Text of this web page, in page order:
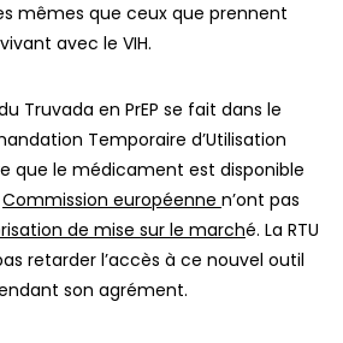
mêmes que ceux que prennent
avec le VIH.
Truvada en PrEP se fait dans le
Temporaire d’Utilisation
que le médicament est disponible
Commission européenne n’ont pas
de mise sur le marché. La RTU
retarder l’accès à ce nouvel outil
son agrément.